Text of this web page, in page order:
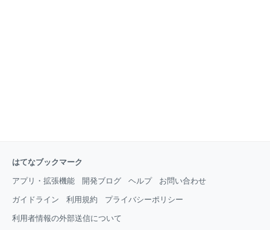
はてなブックマーク
アプリ・拡張機能 開発ブログ ヘルプ お問い合わせ
ガイドライン 利用規約 プライバシーポリシー
利用者情報の外部送信について